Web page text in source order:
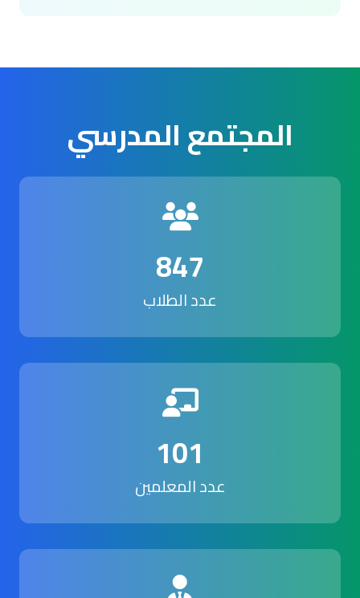
المجتمع المدرسي
847
عدد الطلاب
101
عدد المعلمين